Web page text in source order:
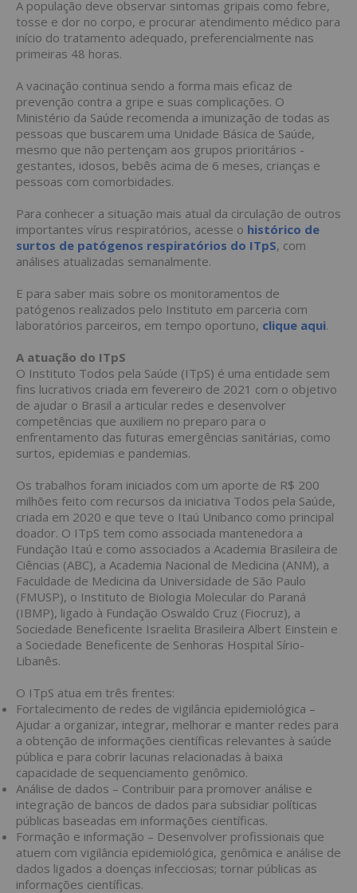
A população deve observar sintomas gripais como febre,
tosse e dor no corpo, e procurar atendimento médico para
início do tratamento adequado, preferencialmente nas
primeiras 48 horas.
A vacinação continua sendo a forma mais eficaz de
prevenção contra a gripe e suas complicações. O
Ministério da Saúde recomenda a imunização de todas as
pessoas que buscarem uma Unidade Básica de Saúde,
mesmo que não pertençam aos grupos prioritários -
gestantes, idosos, bebês acima de 6 meses, crianças e
pessoas com comorbidades.
Para conhecer a situação mais atual da circulação de outros
importantes vírus respiratórios, acesse o histórico de
surtos de patógenos respiratórios do ITpS, com
análises atualizadas semanalmente.
E para saber mais sobre os monitoramentos de
patógenos realizados pelo Instituto em parceria com
laboratórios parceiros, em tempo oportuno, clique aqui.
A atuação do ITpS
O Instituto Todos pela Saúde (ITpS) é uma entidade sem
fins lucrativos criada em fevereiro de 2021 com o objetivo
de ajudar o Brasil a articular redes e desenvolver
competências que auxiliem no preparo para o
enfrentamento das futuras emergências sanitárias, como
surtos, epidemias e pandemias.
Os trabalhos foram iniciados com um aporte de R$ 200
milhões feito com recursos da iniciativa Todos pela Saúde,
criada em 2020 e que teve o Itaú Unibanco como principal
doador. O ITpS tem como associada mantenedora a
Fundação Itaú e como associados a Academia Brasileira de
Ciências (ABC), a Academia Nacional de Medicina (ANM), a
Faculdade de Medicina da Universidade de São Paulo
(FMUSP), o Instituto de Biologia Molecular do Paraná
(IBMP), ligado à Fundação Oswaldo Cruz (Fiocruz), a
Sociedade Beneficente Israelita Brasileira Albert Einstein e
a Sociedade Beneficente de Senhoras Hospital Sírio-
Libanês.
O ITpS atua em três frentes:
Fortalecimento de redes de vigilância epidemiológica –
Ajudar a organizar, integrar, melhorar e manter redes para
a obtenção de informações científicas relevantes à saúde
pública e para cobrir lacunas relacionadas à baixa
capacidade de sequenciamento genômico.
Análise de dados – Contribuir para promover análise e
integração de bancos de dados para subsidiar políticas
públicas baseadas em informações científicas.
Formação e informação – Desenvolver profissionais que
atuem com vigilância epidemiológica, genômica e análise de
dados ligados a doenças infecciosas; tornar públicas as
informações científicas.